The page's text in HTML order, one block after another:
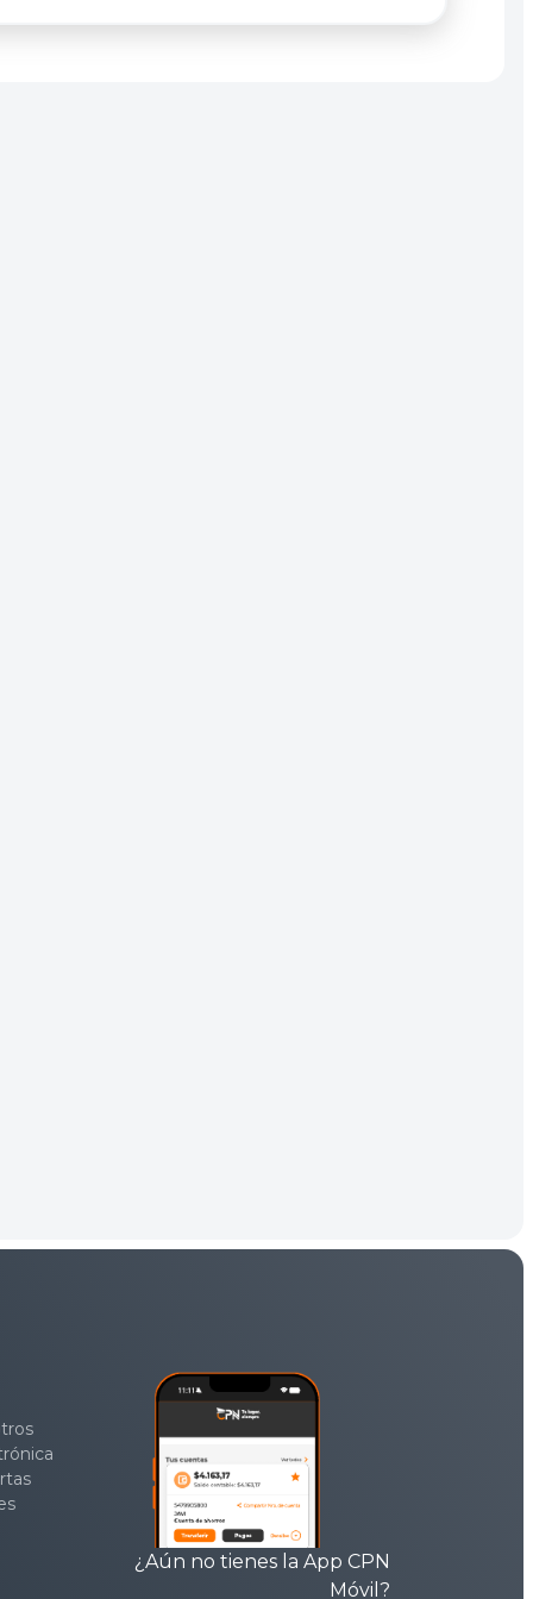
¿Aún no tienes la App CPN
Móvil?